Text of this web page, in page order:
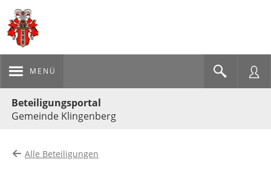
MENÜ
Beteiligungsportal
Gemeinde Klingenberg
Alle Beteiligungen